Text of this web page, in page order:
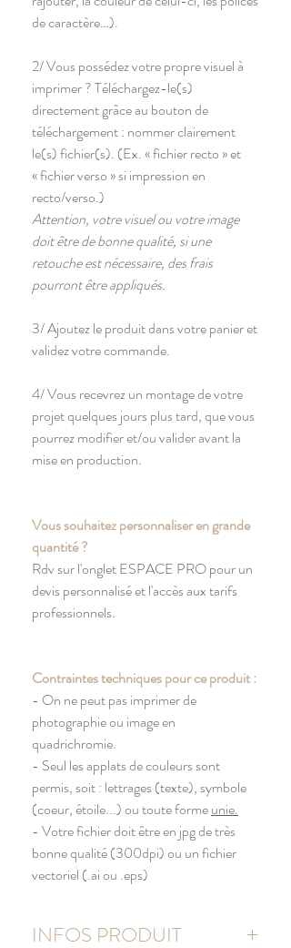
de caractère…).
2/ Vous possédez votre propre visuel à
imprimer ? Téléchargez-le(s)
directement grâce au bouton de
téléchargement : nommer clairement
le(s) fichier(s). (Ex. « fichier recto » et
« fichier verso » si impression en
recto/verso.)
Attention, votre visuel ou votre image
doit être de bonne qualité, si une
retouche est nécessaire, des frais
pourront être appliqués.
3/ Ajoutez le produit dans votre panier et
validez votre commande.
4/ Vous recevrez un montage de votre
projet quelques jours plus tard, que vous
pourrez modifier et/ou valider avant la
mise en production.
Vous souhaitez personnaliser en grande
quantité ?
Rdv sur l'onglet ESPACE PRO pour un
devis personnalisé et l'accès aux tarifs
professionnels.
Contraintes techniques pour ce produit :
- On ne peut pas imprimer de
photographie ou image en
quadrichromie.
- Seul les applats de couleurs sont
permis, soit : lettrages (texte), symbole
(coeur, étoile...) ou toute formeunie.
- Votre fichier doit être en jpg de très
bonne qualité (300dpi) ou un fichier
vectoriel (.ai ou .eps)
INFOS PRODUIT